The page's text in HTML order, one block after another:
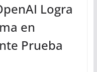
Logra
en
Prueba